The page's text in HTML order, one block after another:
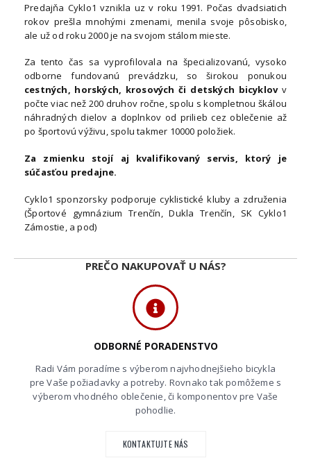
Predajňa Cyklo1 vznikla uz v roku 1991. Počas dvadsiatich
rokov prešla mnohými zmenami, menila svoje pôsobisko,
ale už od roku 2000 je na svojom stálom mieste.
Za tento čas sa vyprofilovala na špecializovanú, vysoko
odborne fundovanú prevádzku, so širokou ponukou
cestných, horských, krosových či detských bicyklovv
počte viac než 200 druhov ročne, spolu s kompletnou škálou
náhradných dielov a doplnkov od prilieb cez oblečenie až
po športovú výživu, spolu takmer 10000 položiek.
Za zmienku stojí aj kvalifikovaný servis, ktorý je
súčasťou predajne.
Cyklo1 sponzorsky podporuje cyklistické kluby a združenia
(Športové gymnázium Trenčín, Dukla Trenčín, SK Cyklo1
Zámostie, a pod)
PREČO NAKUPOVAŤ U NÁS?
ODBORNÉ PORADENSTVO
Radi Vám poradíme s výberom najvhodnejšieho bicykla
pre Vaše požiadavky a potreby. Rovnako tak pomôžeme s
výberom vhodného oblečenie, či komponentov pre Vaše
pohodlie.
KONTAKTUJTE NÁS